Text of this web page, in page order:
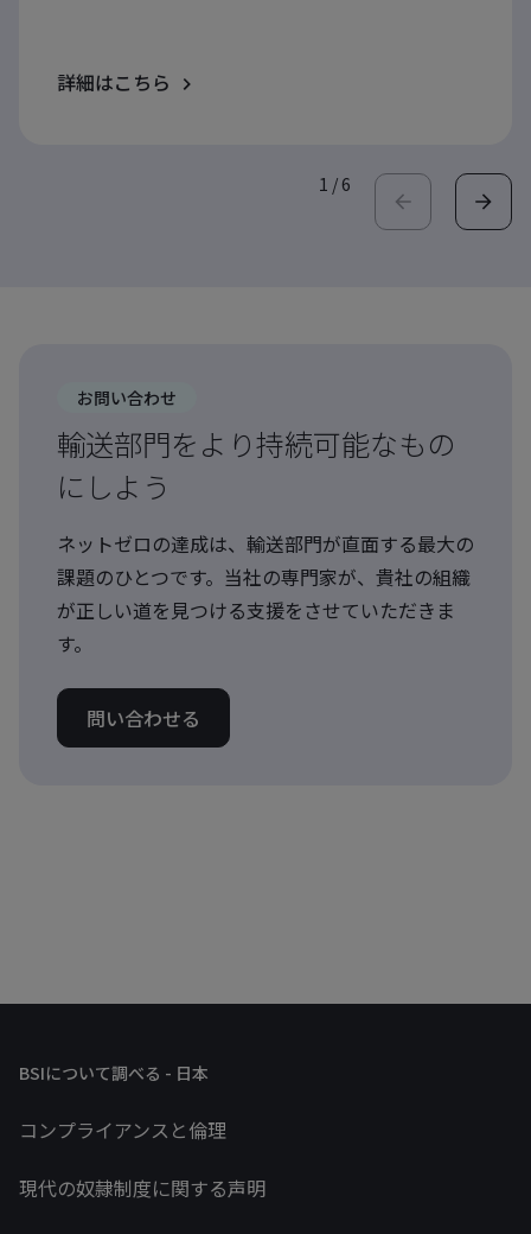
詳細はこちら
1 / 6
お問い合わせ
輸送部門をより持続可能なもの
にしよう
ネットゼロの達成は、輸送部門が直面する最大の
課題のひとつです。当社の専門家が、貴社の組織
が正しい道を見つける支援をさせていただきま
す。
問い合わせる
BSIについて調べる - 日本
コンプライアンスと倫理
現代の奴隷制度に関する声明